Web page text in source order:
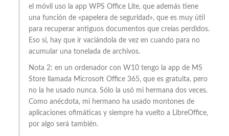
el móvil uso la app WPS Office Lite, que además tiene
una función de «papelera de seguridad», que es muy útil
para recuperar antiguos documentos que creías perdidos.
Eso sí, hay que ir vaciándola de vez en cuando para no
acumular una tonelada de archivos.
Nota 2: en un ordenador con W10 tengo la app de MS
Store llamada Microsoft Office 365, que es gratuita, pero
no la he usado nunca. Sólo la usó mi hermana dos veces.
Como anécdota, mi hermano ha usado montones de
aplicaciones ofimáticas y siempre ha vuelto a LibreOffice,
por algo será también.